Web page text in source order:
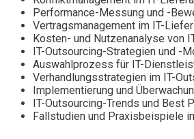
Performance-Messung und -
Vertragsmanagement im IT-
Kosten- und Nutzenanalyse von
IT-Outsourcing-Strategien und -
Auswahlprozess für IT-
Verhandlungsstrategien im IT-
Implementierung und
IT-Outsourcing-Trends und Best
Fallstudien und Praxisbeispiele